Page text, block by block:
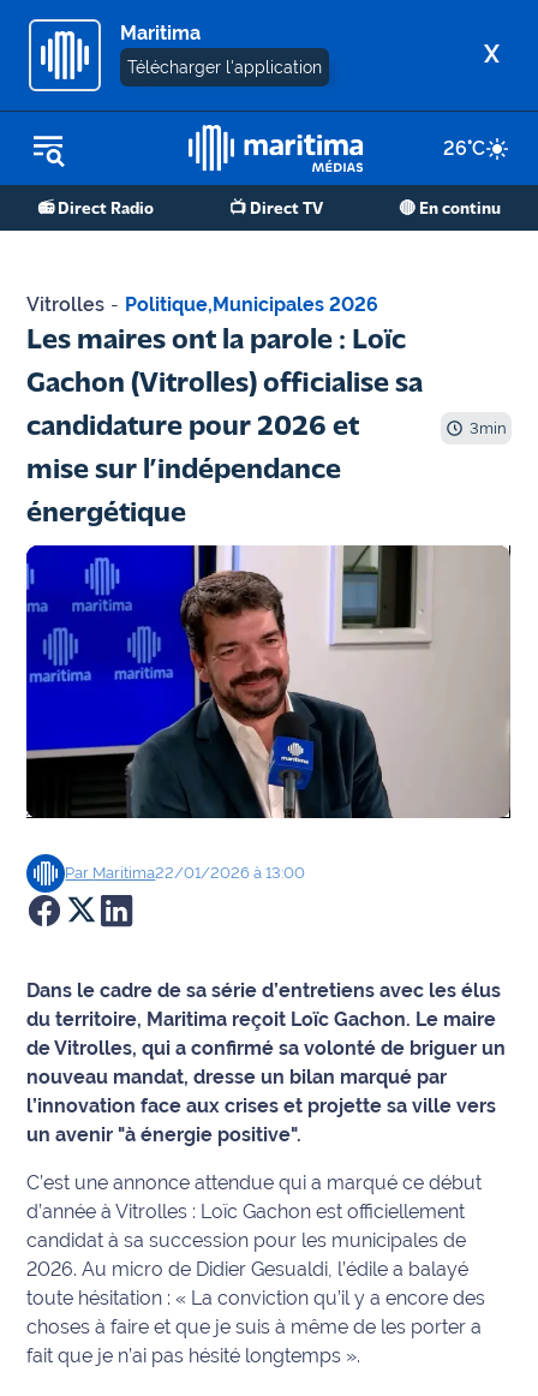
Maritima
Télécharger l'application X
26°C
📻 Direct Radio 📺 Direct TV 🔴 En continu
REPLAY RADIO
REPLAY TV
Martigues
de Berre
Marseille
- Aix
OM
Agenda
Faits
divers
Économie
Emploi
Environnement
Info
route
Justice
Météo
Politique
Vitrolles - Politique,Municipales 2026
Les maires ont la parole : Loïc
Gachon (Vitrolles) officialise sa
candidature pour 2026 et
mise sur l’indépendance
énergétique
3min
Par Maritima22/01/2026 à 13:00
Dans le cadre de sa série d’entretiens avec les élus
du territoire, Maritima reçoit Loïc Gachon. Le maire
de Vitrolles, qui a confirmé sa volonté de briguer un
nouveau mandat, dresse un bilan marqué par
l’innovation face aux crises et projette sa ville vers
un avenir "à énergie positive".
C’est une annonce attendue qui a marqué ce début
d’année à Vitrolles : Loïc Gachon est officiellement
candidat à sa succession pour les municipales de
2026. Au micro de Didier Gesualdi, l’édile a balayé
toute hésitation :« La conviction qu’il y a encore des
choses à faire et que je suis à même de les porter a
fait que je n’ai pas hésité longtemps ».